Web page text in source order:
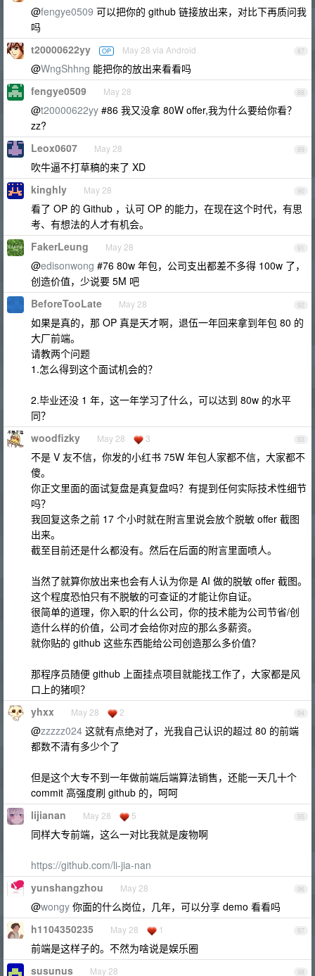
@fengye0509 可以把你的 github 链接放出来，对比下再质问我
吗
87
t20000622yy OP May 28 via Android
@WngShhng 能把你的放出来看看吗
88
fengye0509 May 28
@t20000622yy #86 我又没拿 80W offer,我为什么要给你看？
zz?
89
Leox0607 May 28
吹牛逼不打草稿的来了 XD
90
kinghly May 28
看了 OP 的 Github ，认可 OP 的能力，在现在这个时代，有思
考、有想法的人才有机会。
91
FakerLeung May 28
@edisonwong #76 80w 年包，公司支出都差不多得 100w 了，
创造价值，少说要 5M 吧
92
BeforeTooLate May 28
如果是真的，那 OP 真是天才啊，退伍一年回来拿到年包 80 的
大厂前端。
请教两个问题
1.怎么得到这个面试机会的？
2.毕业还没 1 年，这一年学习了什么，可以达到 80w 的水平
同？
93
woodfizky May 28 3
不是 V 友不信，你发的小红书 75W 年包人家都不信，大家都不
傻。
你正文里面的面试复盘是真复盘吗？有提到任何实际技术性细节
吗？
我回复这条之前 17 个小时就在附言里说会放个脱敏 offer 截图
出来。
截至目前还是什么都没有。然后在后面的附言里面喷人。
当然了就算你放出来也会有人认为你是 AI 做的脱敏 offer 截图。
这个程度恐怕只有不脱敏的可查证的才能让你自证。
很简单的道理，你入职的什么公司，你的技术能为公司节省/创
造什么样的价值，公司才会给你对应的那么多薪资。
就你贴的 github 这些东西能给公司创造那么多价值？
那程序员随便 github 上面挂点项目就能找工作了，大家都是风
口上的猪呗？
94
yhxx May 28 2
@zzzzz024 这就有点绝对了，光我自己认识的超过 80 的前端
都数不清有多少个了
但是这个大专不到一年做前端后端算法销售，还能一天几十个
commit 高强度刷 github 的，呵呵
95
lijianan May 28 5
同样大专前端，这么一对比我就是废物啊
https://github.com/li-jia-nan
96
yunshangzhou May 28
@wongy 你面的什么岗位，几年，可以分享 demo 看看吗
97
h1104350235 May 28 1
前端是这样子的。不然为啥说是娱乐圈
98
susunus May 28